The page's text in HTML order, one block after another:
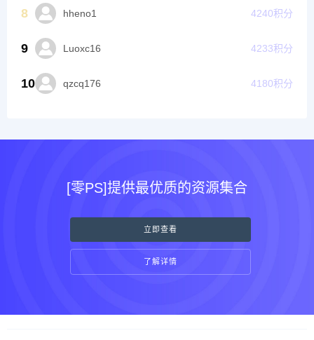
8 hheno1 4240积分
9 Luoxc16 4233积分
10 qzcq176 4180积分
[零PS]提供最优质的资源集合
立即查看
了解详情